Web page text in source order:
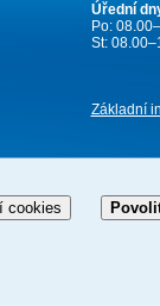
Úřední
Po:
St:
Základní
cookies